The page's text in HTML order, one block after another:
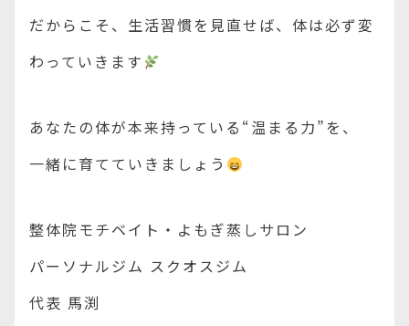
だからこそ、生活習慣を見直せば、体は必ず変
わっていきます
あなたの体が本来持っている“温まる力”を、
一緒に育てていきましょう
整体院モチベイト・よもぎ蒸しサロン
パーソナルジム スクオスジム
代表 馬渕